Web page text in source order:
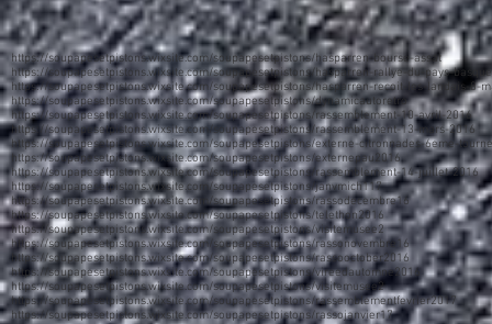
https://soupapesetpistons.wixsite.com/soupapesetpistons/hasparren-bourse-assat
https://soupapesetpistons.wixsite.com/soupapesetpistons/hasparren-rallye-du-pays-basque
https://soupapesetpistons.wixsite.com/soupapesetpistons/hasparren-recoit-les-landais-8-
https://soupapesetpistons.wixsite.com/soupapesetpistons/dynamicautoretro
https://soupapesetpistons.wixsite.com/soupapesetpistons/rassemblement-10-avril-2016
https://soupapesetpistons.wixsite.com/soupapesetpistons/rassemblement-13-mars-2016
https://soupapesetpistons.wixsite.com/soupapesetpistons/externe-citronnades-6eme-
https://soupapesetpistons.wixsite.com/soupapesetpistons/externepau2016
https://soupapesetpistons.wixsite.com/soupapesetpistons/rassemblement-14-juillet-2016
https://soupapesetpistons.wixsite.com/soupapesetpistons/janvmich117
https://soupapesetpistons.wixsite.com/soupapesetpistons/rassodecembre16
https://soupapesetpistons.wixsite.com/soupapesetpistons/telethon2016
https://soupapesetpistons.wixsite.com/soupapesetpistons/visitemusee2
https://soupapesetpistons.wixsite.com/soupapesetpistons/rassonovembre16
https://soupapesetpistons.wixsite.com/soupapesetpistons/rassooctober2016
https://soupapesetpistons.wixsite.com/soupapesetpistons/vireedautomne2016
https://soupapesetpistons.wixsite.com/soupapesetpistons/visitemusee2
https://soupapesetpistons.wixsite.com/soupapesetpistons/rassemblementfevrier2017
https://soupapesetpistons.wixsite.com/soupapesetpistons/rassojanvier17